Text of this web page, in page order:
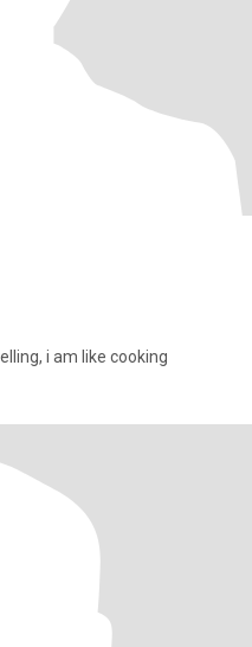
i am like cooking